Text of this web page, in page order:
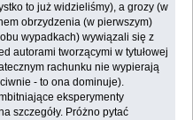
to już widzieliśmy), a grozy (w
obrzydzenia (w pierwszym)
wypadkach) wywiązali się z
autorami tworzącymi w tytułowej
rachunku nie wypierają
- to ona dominuje).
eksperymenty
szczegóły. Próżno pytać